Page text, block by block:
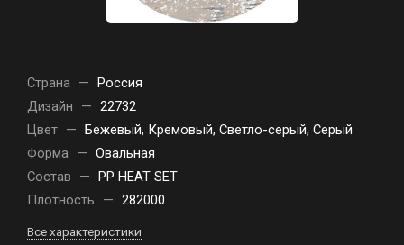
Страна — Россия
Дизайн
— 22732
Цвет — Бежевый, Кремовый, Светло-серый, Серый
Форма — Овальная
Состав
— PP HEAT SET
Плотность
— 282000
Все характеристики